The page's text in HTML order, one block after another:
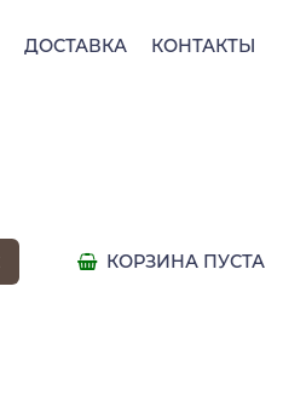
ДОСТАВКА КОНТАКТЫ
КОРЗИНА ПУСТА